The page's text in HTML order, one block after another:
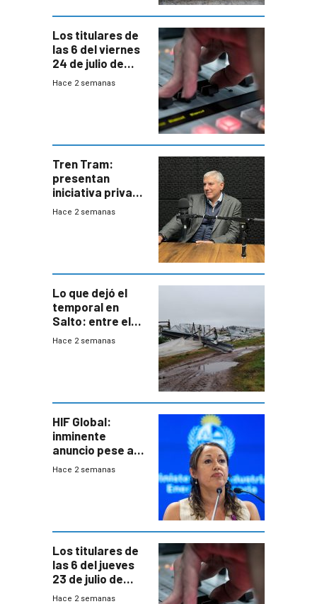
Los titulares de
las 6 del viernes
24 de julio de
2026
Hace 2 semanas
Tren Tram:
presentan
iniciativa privada
para una red de
Hace 2 semanas
Lo que dejó el
temporal en
Salto: entre el
impacto
Hace 2 semanas
HIF Global:
inminente
anuncio pese a
declaración de
gobierno
Hace 2 semanas
Los titulares de
las 6 del jueves
23 de julio de
2026
Hace 2 semanas